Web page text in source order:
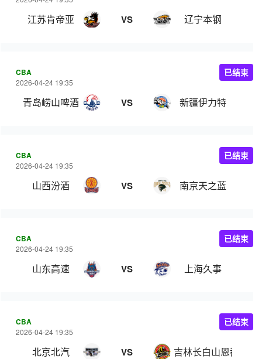
江苏肯帝亚 VS 辽宁本钢
CBA
2026-04-24 19:35
青岛崂山啤酒 VS 新疆伊力特
已结束
CBA
2026-04-24 19:35
山西汾酒 VS 南京天之蓝
已结束
CBA
2026-04-24 19:35
山东高速 VS 上海久事
已结束
CBA
2026-04-24 19:35
北京北汽 VS 吉林长白山恩都里
已结束